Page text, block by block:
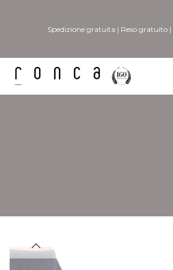
Spedizione gratuita | Reso gratuito|